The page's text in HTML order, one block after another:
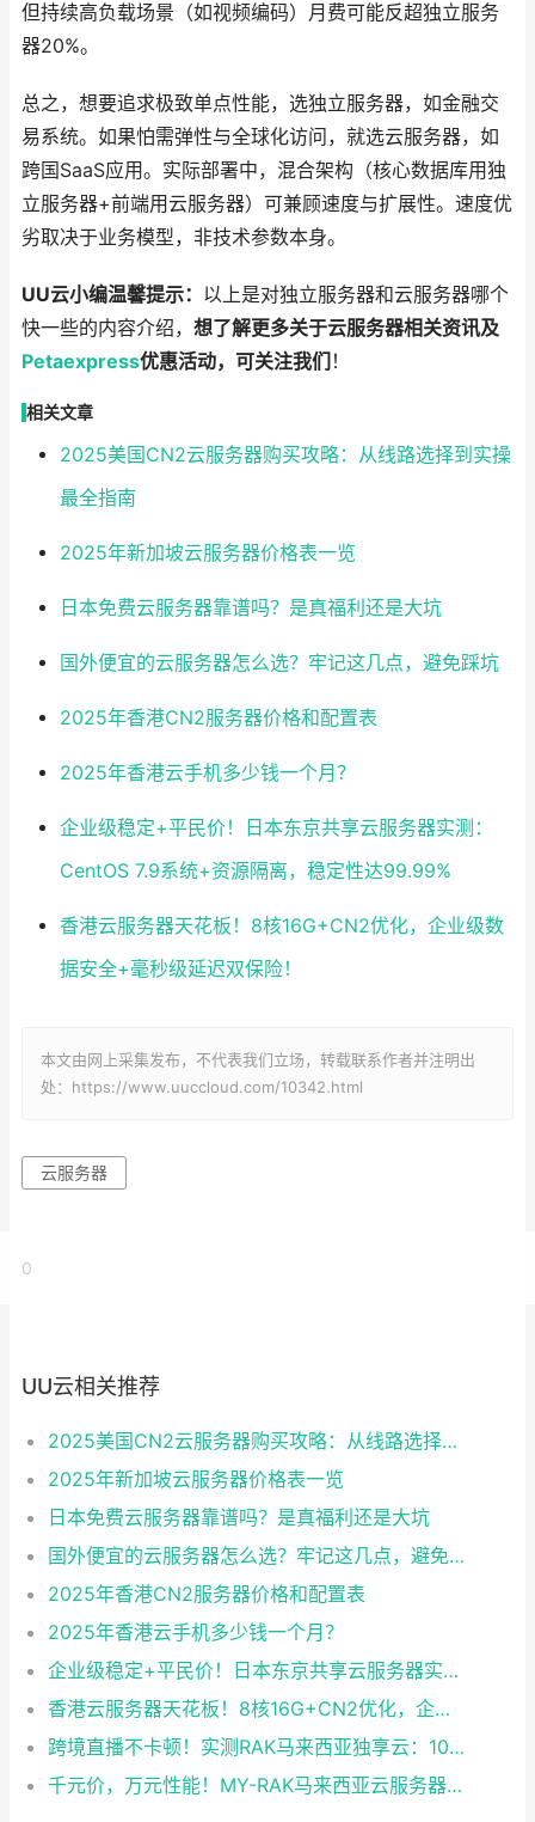
但持续高负载场景（如视频编码）月费可能反超独立服务
器20%。
总之，想要追求极致单点性能，选独立服务器，如金融交
易系统。如果怕需弹性与全球化访问，就选云服务器，如
跨国SaaS应用。实际部署中，混合架构（核心数据库用独
立服务器+前端用云服务器）可兼顾速度与扩展性。速度优
劣取决于业务模型，非技术参数本身。
UU云小编温馨提示： 以上是对独立服务器和云服务器哪个
快一些的内容介绍， 想了解更多关于云服务器相关资讯及
Petaexpress优惠活动，可关注我们 ！
相关文章
2025美国CN2云服务器购买攻略：从线路选择到实操
最全指南
2025年新加坡云服务器价格表一览
日本免费云服务器靠谱吗？是真福利还是大坑
国外便宜的云服务器怎么选？牢记这几点，避免踩坑
2025年香港CN2服务器价格和配置表
2025年香港云手机多少钱一个月？
企业级稳定+平民价！日本东京共享云服务器实测：
CentOS 7.9系统+资源隔离，稳定性达99.99%
香港云服务器天花板！8核16G+CN2优化，企业级数
据安全+毫秒级延迟双保险！
本文由网上采集发布，不代表我们立场，转载联系作者并注明出
处：https://www.uuccloud.com/10342.html
云服务器
0
UU云相关推荐
2025美国CN2云服务器购买攻略：从线路选择到实操最全指南
2025年新加坡云服务器价格表一览
日本免费云服务器靠谱吗？是真福利还是大坑
国外便宜的云服务器怎么选？牢记这几点，避免踩坑
2025年香港CN2服务器价格和配置表
2025年香港云手机多少钱一个月？
企业级稳定+平民价！日本东京共享云服务器实测：CentOS 7.9系统+资源隔离，稳定性达99.99%
香港云服务器天花板！8核16G+CN2优化，企业级数据安全+毫秒级延迟双保险！
跨境直播不卡顿！实测RAK马来西亚独享云：1080P推流稳定，首月6折优惠中
千元价，万元性能！MY-RAK马来西亚云服务器：首月5折+免费SEO工具，中小企业出海“降本神器”